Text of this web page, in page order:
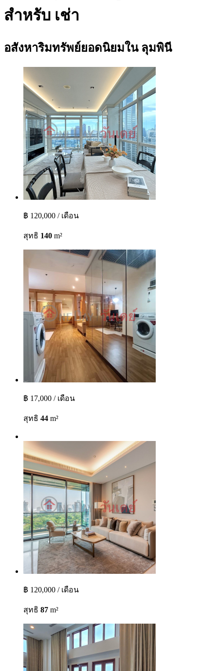
สำหรับ เช่า
อสังหาริมทรัพย์ยอดนิยมใน ลุมพินี
฿ 120,000 / เดือน
สุทธิ 140 m²
฿ 17,000 / เดือน
สุทธิ 44 m²
฿ 120,000 / เดือน
สุทธิ 87 m²